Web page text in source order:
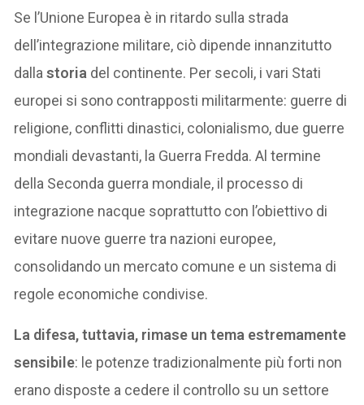
Se l’Unione Europea è in ritardo sulla strada
dell’integrazione militare, ciò dipende innanzitutto
dallastoria del continente. Per secoli, i vari Stati
europei si sono contrapposti militarmente: guerre di
religione, conflitti dinastici, colonialismo, due guerre
mondiali devastanti, la Guerra Fredda. Al termine
della Seconda guerra mondiale, il processo di
integrazione nacque soprattutto con l’obiettivo di
evitare nuove guerre tra nazioni europee,
consolidando un mercato comune e un sistema di
regole economiche condivise.
La difesa, tuttavia, rimase un tema estremamente
sensibile: le potenze tradizionalmente più forti non
erano disposte a cedere il controllo su un settore